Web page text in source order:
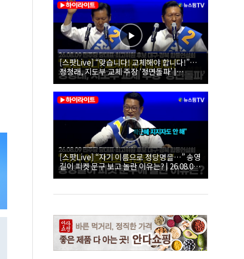
[스팟Live] “맞습니다! 교체해야 합니다!”…
정청래, 지도부 교체 주장 ‘정면돌파’ |
26.08.09 더불어민주당 당대표·최고위원 후
보 대구·경북 합동연설회
[스팟Live] “자기 이름으로 정당명을…” 송영
길이 피켓 문구 보고 놀란 이유는? | 26.08.09
더불어민주당 당대표·최고위원 후보 대구·경